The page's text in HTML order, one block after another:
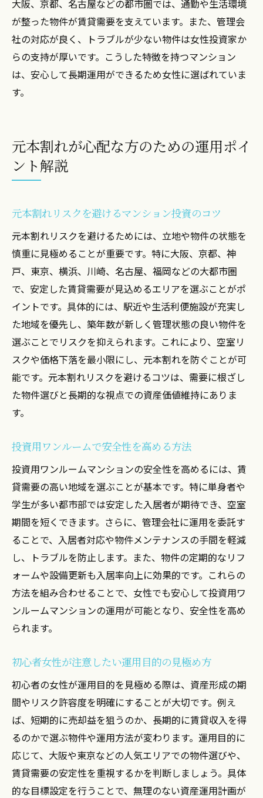
大阪、京都、名古屋などの都市圏では、通勤や生活環境
が整った物件が賃貸需要を支えています。また、管理会
社の対応が良く、トラブルが少ない物件は女性投資家か
らの支持が厚いです。こうした特徴を持つマンション
は、安心して長期運用ができるため女性に選ばれていま
す。
元本割れが心配な方のための運用ポイ
ント解説
元本割れリスクを避けるマンション投資のコツ
元本割れリスクを避けるためには、立地や物件の状態を
慎重に見極めることが重要です。特に大阪、京都、神
戸、東京、横浜、川崎、名古屋、福岡などの大都市圏
で、安定した賃貸需要が見込めるエリアを選ぶことがポ
イントです。具体的には、駅近や生活利便施設が充実し
た地域を優先し、築年数が新しく管理状態の良い物件を
選ぶことでリスクを抑えられます。これにより、空室リ
スクや価格下落を最小限にし、元本割れを防ぐことが可
能です。元本割れリスクを避けるコツは、需要に根ざし
た物件選びと長期的な視点での資産価値維持にありま
す。
投資用ワンルームで安全性を高める方法
投資用ワンルームマンションの安全性を高めるには、賃
貸需要の高い地域を選ぶことが基本です。特に単身者や
学生が多い都市部では安定した入居者が期待でき、空室
期間を短くできます。さらに、管理会社に運用を委託す
ることで、入居者対応や物件メンテナンスの手間を軽減
し、トラブルを防止します。また、物件の定期的なリフ
ォームや設備更新も入居率向上に効果的です。これらの
方法を組み合わせることで、女性でも安心して投資用ワ
ンルームマンションの運用が可能となり、安全性を高め
られます。
初心者女性が注意したい運用目的の見極め方
初心者の女性が運用目的を見極める際は、資産形成の期
間やリスク許容度を明確にすることが大切です。例え
ば、短期的に売却益を狙うのか、長期的に賃貸収入を得
るのかで選ぶ物件や運用方法が変わります。運用目的に
応じて、大阪や東京などの人気エリアでの物件選びや、
賃貸需要の安定性を重視するかを判断しましょう。具体
的な目標設定を行うことで、無理のない資産運用計画が